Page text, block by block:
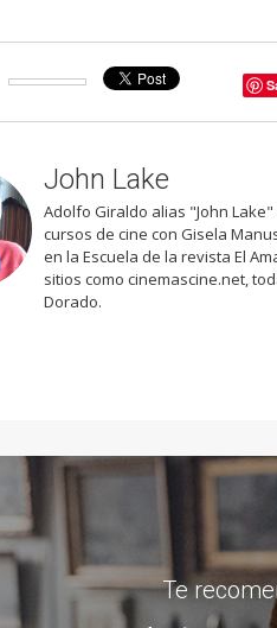
John Lake
Adolfo Giraldo alias "John
cursos de cine con Gisela
en la Escuela de la revista El
sitios como cinemascine.net,
Dorado.
Te